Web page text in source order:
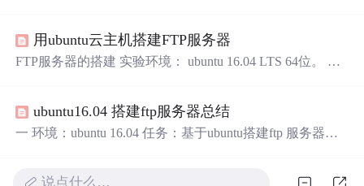
04 默认是没有FTP的，就需要自己搭建环境。 搭建FTP服
务器流程 linux下用到的软件 VSFTPD su 切换到root用户
用ubuntu云主机搭建FTP服务器
FTP服务器的搭建 实验环境： ubuntu 16.04 LTS 64位。 简
ubuntu16.04 搭建ftp服务器总结
一 环境：ubuntu 16.04 任务：基于ubuntu搭建ftp 服务器，
说点什么…